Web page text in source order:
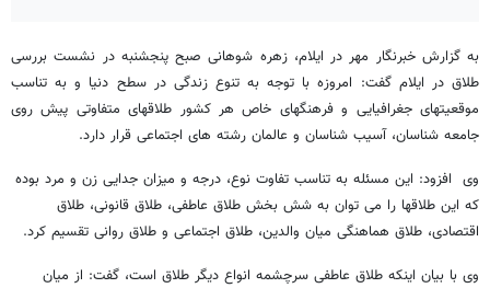
به گزارش خبرنگار مهر در ایلام، زهره شوهانی صبح پنجشنبه در نشست بررسی
طلاق در ایلام گفت: امروزه با توجه به تنوع زندگی در سطح دنیا و به تناسب
موقعیتهای جغرافیایی و فرهنگهای خاص هر کشور طلاقهای متفاوتی پیش روی
جامعه شناسان، آسیب شناسان و عالمان رشته های اجتماعی قرار دارد.
وی افزود: این مسئله به تناسب تفاوت نوع، درجه و میزان جدایی زن و مرد بوده
که این طلاقها را می توان به شش بخش طلاق عاطفی، طلاق قانونی، طلاق
اقتصادی، طلاق هماهنگی میان والدین، طلاق اجتماعی و طلاق روانی تقسیم کرد.
وی با بیان اینکه طلاق عاطفی سرچشمه انواع دیگر طلاق است، گفت: از میان